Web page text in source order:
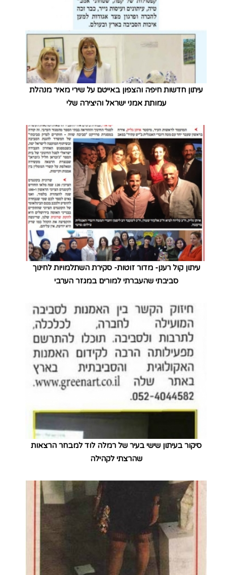
עיתון חדשות חיפה והצפון באייטם על שירי מאיר מנהלת
עמותת אמני ישראל והיצירה שלי
עיתון קול רענן- מדור זוטות- סקירת השתלמויות לחינוך
סביבתי שהעברתי למורים במגזר הערבי
סיקור בעיתון שישי בעיר של רמלה לוד למבחר הרצאות
שהרצתי לקהילה